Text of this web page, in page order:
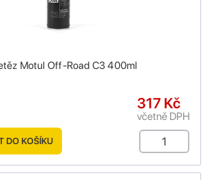
Motul Off-Road C3 400ml
317 Kč
včetně DPH
DO KOŠÍKU